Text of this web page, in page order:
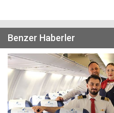
Benzer Haberler